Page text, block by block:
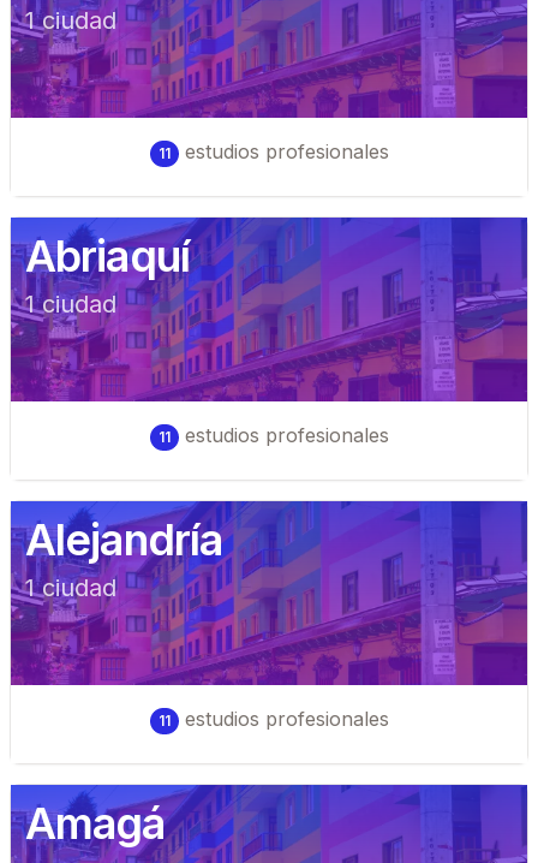
1ciudad
11 estudios profesionales
Abriaquí
1ciudad
11 estudios profesionales
Alejandría
1ciudad
11 estudios profesionales
Amagá